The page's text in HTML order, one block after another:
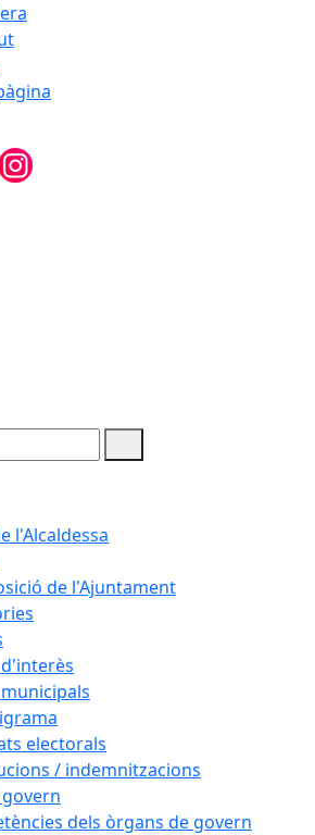
l'Alcaldessa
de l'Ajuntament
electorals
/ indemnitzacions
dels òrgans de govern